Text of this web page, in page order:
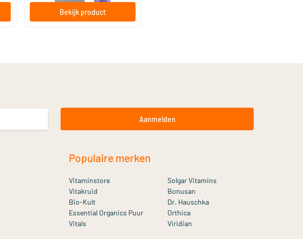
Bekijk product
Aanmelden
Populaire merken
Vitaminstore
Solgar Vitamins
Vitakruid
Bonusan
Bio-Kult
Dr. Hauschka
Essential Organics Puur
Orthica
Vitals
Viridian